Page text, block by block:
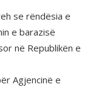
se rëndësia e
e barazisë
në Republikën e
Agjencinë e